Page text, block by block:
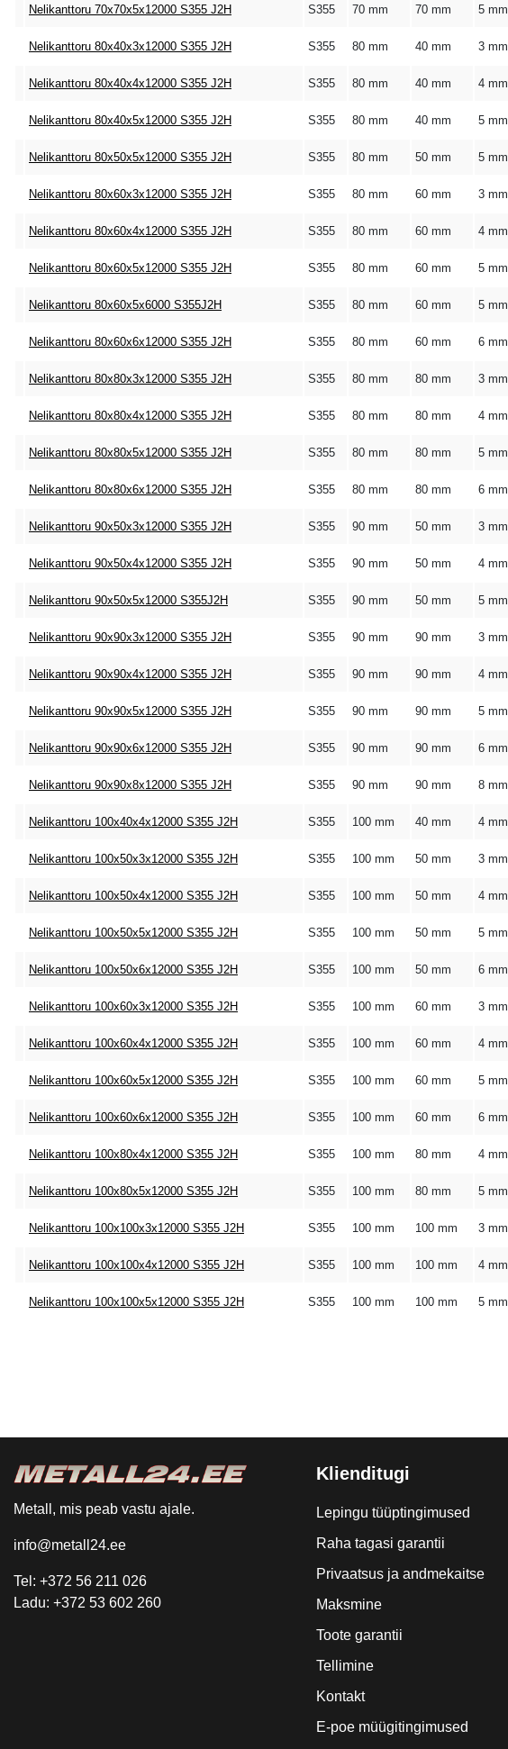
Nelikanttoru 70x70x5x12000 S355 J2H S355 70 mm 70 mm 5 mm
Nelikanttoru 80x40x3x12000 S355 J2H S355 80 mm 40 mm 3 mm
Nelikanttoru 80x40x4x12000 S355 J2H S355 80 mm 40 mm 4 mm
Nelikanttoru 80x40x5x12000 S355 J2H S355 80 mm 40 mm 5 mm
Nelikanttoru 80x50x5x12000 S355 J2H S355 80 mm 50 mm 5 mm
Nelikanttoru 80x60x3x12000 S355 J2H S355 80 mm 60 mm 3 mm
Nelikanttoru 80x60x4x12000 S355 J2H S355 80 mm 60 mm 4 mm
Nelikanttoru 80x60x5x12000 S355 J2H S355 80 mm 60 mm 5 mm
Nelikanttoru 80x60x5x6000 S355J2H S355 80 mm 60 mm 5 mm
Nelikanttoru 80x60x6x12000 S355 J2H S355 80 mm 60 mm 6 mm
Nelikanttoru 80x80x3x12000 S355 J2H S355 80 mm 80 mm 3 mm
Nelikanttoru 80x80x4x12000 S355 J2H S355 80 mm 80 mm 4 mm
Nelikanttoru 80x80x5x12000 S355 J2H S355 80 mm 80 mm 5 mm
Nelikanttoru 80x80x6x12000 S355 J2H S355 80 mm 80 mm 6 mm
Nelikanttoru 90x50x3x12000 S355 J2H S355 90 mm 50 mm 3 mm
Nelikanttoru 90x50x4x12000 S355 J2H S355 90 mm 50 mm 4 mm
Nelikanttoru 90x50x5x12000 S355J2H S355 90 mm 50 mm 5 mm
Nelikanttoru 90x90x3x12000 S355 J2H S355 90 mm 90 mm 3 mm
Nelikanttoru 90x90x4x12000 S355 J2H S355 90 mm 90 mm 4 mm
Nelikanttoru 90x90x5x12000 S355 J2H S355 90 mm 90 mm 5 mm
Nelikanttoru 90x90x6x12000 S355 J2H S355 90 mm 90 mm 6 mm
Nelikanttoru 90x90x8x12000 S355 J2H S355 90 mm 90 mm 8 mm
Nelikanttoru 100x40x4x12000 S355 J2H S355 100 mm 40 mm 4 mm
Nelikanttoru 100x50x3x12000 S355 J2H S355 100 mm 50 mm 3 mm
Nelikanttoru 100x50x4x12000 S355 J2H S355 100 mm 50 mm 4 mm
Nelikanttoru 100x50x5x12000 S355 J2H S355 100 mm 50 mm 5 mm
Nelikanttoru 100x50x6x12000 S355 J2H S355 100 mm 50 mm 6 mm
Nelikanttoru 100x60x3x12000 S355 J2H S355 100 mm 60 mm 3 mm
Nelikanttoru 100x60x4x12000 S355 J2H S355 100 mm 60 mm 4 mm
Nelikanttoru 100x60x5x12000 S355 J2H S355 100 mm 60 mm 5 mm
Nelikanttoru 100x60x6x12000 S355 J2H S355 100 mm 60 mm 6 mm
Nelikanttoru 100x80x4x12000 S355 J2H S355 100 mm 80 mm 4 mm
Nelikanttoru 100x80x5x12000 S355 J2H S355 100 mm 80 mm 5 mm
Nelikanttoru 100x100x3x12000 S355 J2H S355 100 mm 100 mm 3 mm
Nelikanttoru 100x100x4x12000 S355 J2H S355 100 mm 100 mm 4 mm
Nelikanttoru 100x100x5x12000 S355 J2H S355 100 mm 100 mm 5 mm
Metall, mis peab vastu ajale.
info@metall24.ee
Tel: +372 56 211 026
Ladu: +372 53 602 260
Klienditugi
Lepingu tüüptingimused
Raha tagasi garantii
Privaatsus ja andmekaitse
Maksmine
Toote garantii
Tellimine
Kontakt
E-poe müügitingimused